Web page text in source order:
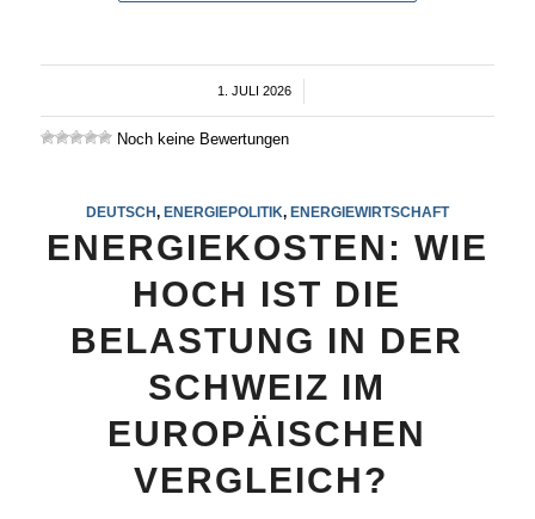
1. JULI 2026
Noch keine Bewertungen
DEUTSCH, ENERGIEPOLITIK, ENERGIEWIRTSCHAFT
ENERGIEKOSTEN: WIE
HOCH IST DIE
BELASTUNG IN DER
SCHWEIZ IM
EUROPÄISCHEN
VERGLEICH?